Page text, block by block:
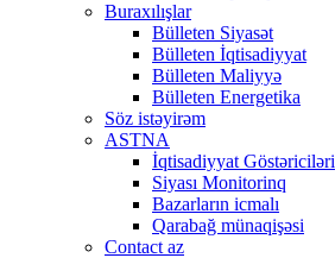
Buraxılışlar
Bülleten Siyasət
Bülleten İqtisadiyyat
Bülleten Maliyyə
Bülleten Energetika
Söz istəyirəm
ASTNA
İqtisadiyyat Göstəriciləri
Siyası Monitorinq
Bazarların icmalı
Qarabağ münaqişəsi
Contact az